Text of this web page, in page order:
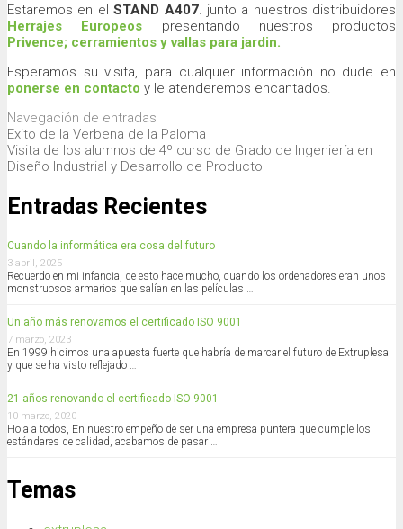
Estaremos en elSTAND A407. junto a nuestros distribuidores
Herrajes Europeos presentando nuestros productos
Privence; cerramientos y vallas para jardin.
Esperamos su visita, para cualquier información no dude en
ponerse en contacto y le atenderemos encantados.
Navegación de entradas
Exito de la Verbena de la Paloma
Visita de los alumnos de 4º curso de Grado de Ingeniería en
Diseño Industrial y Desarrollo de Producto
Entradas Recientes
Cuando la informática era cosa del futuro
3 abril, 2025
Recuerdo en mi infancia, de esto hace mucho, cuando los ordenadores eran unos
monstruosos armarios que salían en las películas …
Un año más renovamos el certificado ISO 9001
7 marzo, 2023
En 1999 hicimos una apuesta fuerte que habría de marcar el futuro de Extruplesa
y que se ha visto reflejado …
21 años renovando el certificado ISO 9001
10 marzo, 2020
Hola a todos, En nuestro empeño de ser una empresa puntera que cumple los
estándares de calidad, acabamos de pasar …
Temas